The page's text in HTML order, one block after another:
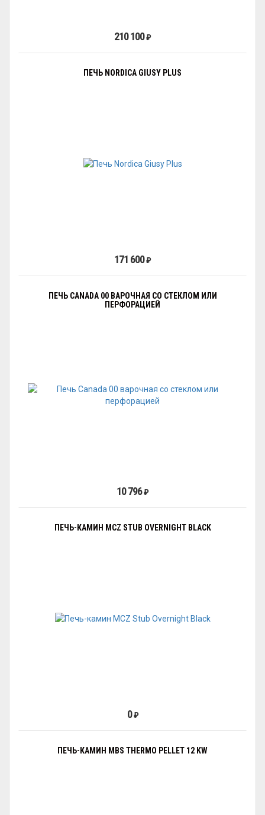
210 100₽
ПЕЧЬ NORDICA GIUSY PLUS
171 600₽
ПЕЧЬ CANADA 00 ВАРОЧНАЯ СО СТЕКЛОМ ИЛИ
ПЕРФОРАЦИЕЙ
10 796₽
ПЕЧЬ-КАМИН MCZ STUB OVERNIGHT BLACK
0₽
ПЕЧЬ-КАМИН MBS THERMO PELLET 12 KW